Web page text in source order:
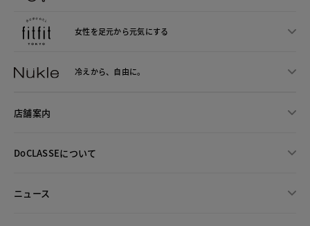
女性を足元から元気にする
冷えから、 自由に。
店舗案内
DoCLASSEについて
ニュース